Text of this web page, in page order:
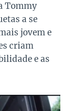
Tommy
a se
jovem e
criam
e as